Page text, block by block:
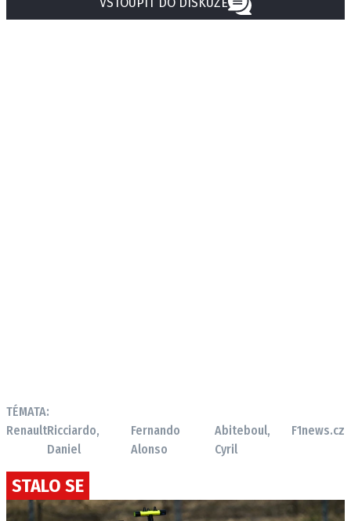
TÉMATA:
RenaultRicciardo,
Daniel
Fernando
Alonso
Abiteboul,
Cyril
F1news.cz
STALO SE